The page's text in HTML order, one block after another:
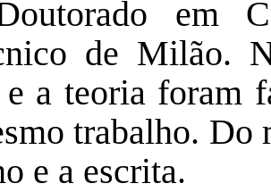
em
de Milão.
a teoria foram
trabalho. Do
e a escrita.